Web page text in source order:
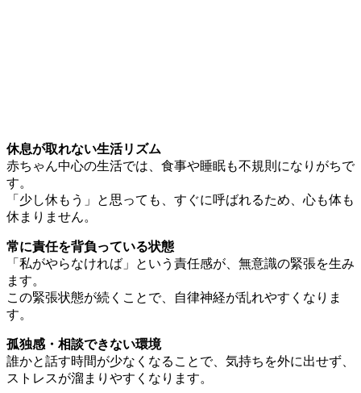
休息が取れない生活リズム
赤ちゃん中心の生活では、食事や睡眠も不規則になりがちで
す。
「少し休もう」と思っても、すぐに呼ばれるため、心も体も
休まりません。
常に責任を背負っている状態
「私がやらなければ」という責任感が、無意識の緊張を生み
ます。
この緊張状態が続くことで、自律神経が乱れやすくなりま
す。
孤独感・相談できない環境
誰かと話す時間が少なくなることで、気持ちを外に出せず、
ストレスが溜まりやすくなります。